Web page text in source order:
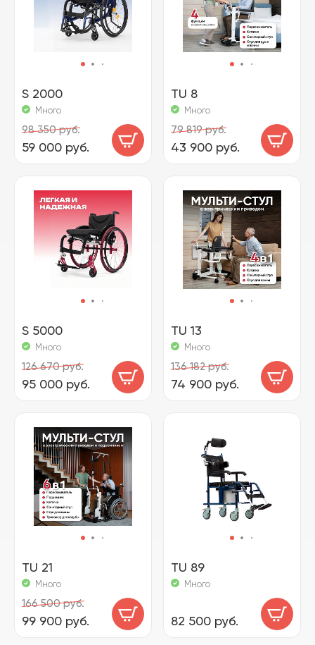
S 2000
Много
98 350 руб.
59 000 руб.
TU 8
Много
79 819 руб.
43 900 руб.
S 5000
Много
126 670 руб.
95 000 руб.
TU 13
Много
136 182 руб.
74 900 руб.
TU 21
Много
166 500 руб.
99 900 руб.
TU 89
Много
82 500 руб.